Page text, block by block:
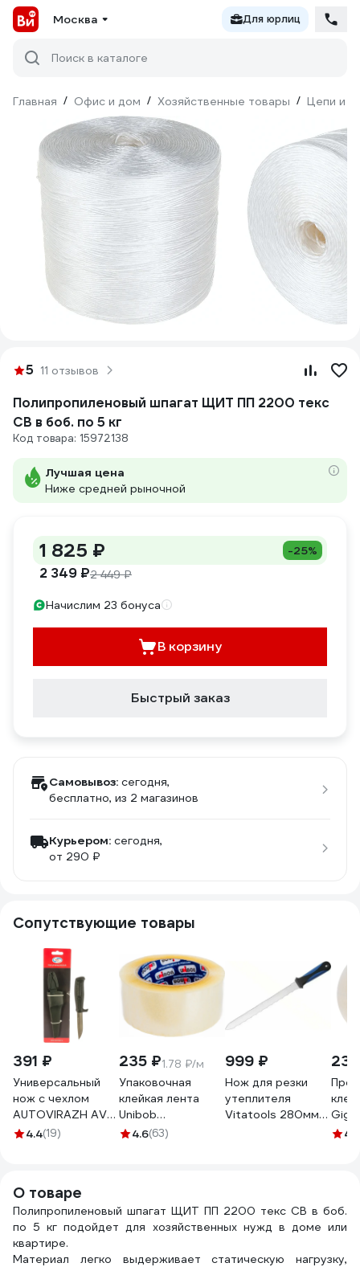
Москва Для юрлиц
Поиск в каталоге
Главная / Офис и дом / Хозяйственные товары / Цепи и
5 11 отзывов
Полипропиленовый шпагат ЩИТ ПП 2200 текс
СВ в боб. по 5 кг
Код товара: 15972138
Лучшая цена
Ниже средней рыночной
1 825 ₽ -25%
2 349 ₽2 449 ₽
Начислим 23 бонуса
В корзину
Быстрый заказ
Самовывоз: сегодня,
бесплатно, из 2 магазинов
Курьером: сегодня,
от 290 ₽
Сопутствующие товары
391 ₽
Универсальный
нож с чехлом
AUTOVIRAZH AV-
0905
4.4(19)
235 ₽1.78 ₽/м
Упаковочная
клейкая лента
Unibob
прозрачная 48 мм
4.6(63)
999 ₽
Нож для резки
утеплителя
Vitatools 280мм
4.6
О товаре
Полипропиленовый шпагат ЩИТ ПП 2200 текс СВ в боб.
по 5 кг подойдет для хозяйственных нужд в доме или
квартире.
Материал легко выдерживает статическую нагрузку,